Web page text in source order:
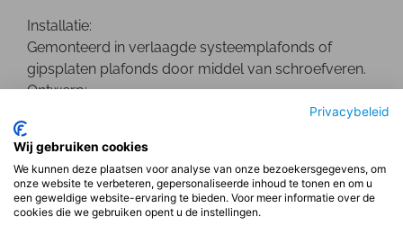
Privacybeleid
Wij gebruiken cookies
We kunnen deze plaatsen voor analyse van onze bezoekersgegevens, om
onze website te verbeteren, gepersonaliseerde inhoud te tonen en om u
een geweldige website-ervaring te bieden. Voor meer informatie over de
cookies die we gebruiken opent u de instellingen.
Installatie:
Gemonteerd in verlaagde systeemplafonds of
gipsplaten plafonds door middel van schroefveren.
Ontwerp:
Die-Cast aluminium behuizing en een kunststof ring.
Optisch:
Geanodiseerde aluminium facet reflector inclusief
heldere glazen afscherming.